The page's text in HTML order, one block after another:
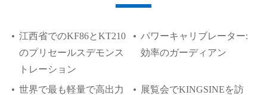
江西省でのKF86とKT210
のプリセールスデモンス
トレーション
パワーキャリブレーター:
効率のガーディアン
世界で最も軽量で高出力
展覧会でKINGSINEを訪